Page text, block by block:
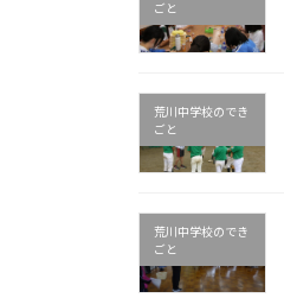
ごと
荒川中学校のでき
ごと
荒川中学校のでき
ごと